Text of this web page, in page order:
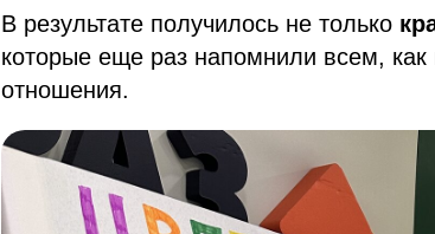
В результате получилось не только
которые еще раз напомнили всем,
отношения.